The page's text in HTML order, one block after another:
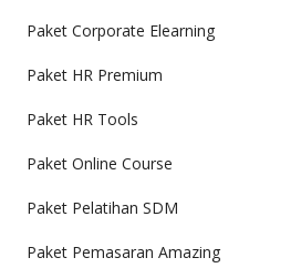
Paket Corporate Elearning
Paket HR Premium
Paket HR Tools
Paket Online Course
Paket Pelatihan SDM
Paket Pemasaran Amazing